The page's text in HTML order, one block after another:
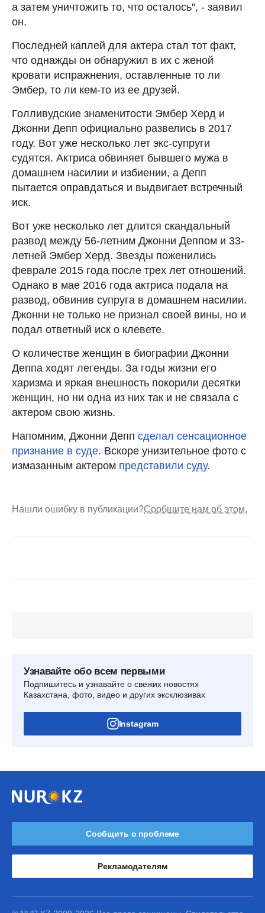
а затем уничтожить то, что осталось", - заявил
он.
Последней каплей для актера стал тот факт,
что однажды он обнаружил в их с женой
кровати испражнения, оставленные то ли
Эмбер, то ли кем-то из ее друзей.
Голливудские знаменитости Эмбер Херд и
Джонни Депп официально развелись в 2017
году. Вот уже несколько лет экс-супруги
судятся. Актриса обвиняет бывшего мужа в
домашнем насилии и избиении, а Депп
пытается оправдаться и выдвигает встречный
иск.
Вот уже несколько лет длится скандальный
развод между 56-летним Джонни Деппом и 33-
летней Эмбер Херд. Звезды поженились
феврале 2015 года после трех лет отношений.
Однако в мае 2016 года актриса подала на
развод, обвинив супруга в домашнем насилии.
Джонни не только не признал своей вины, но и
подал ответный иск о клевете.
О количестве женщин в биографии Джонни
Деппа ходят легенды. За годы жизни его
харизма и яркая внешность покорили десятки
женщин, но ни одна из них так и не связала с
актером свою жизнь.
Напомним, Джонни Депп сделал сенсационное
признание в суде. Вскоре унизительное фото с
измазанным актером представили суду.
Нашли ошибку в публикации?Сообщите нам об этом.
Узнавайте обо всем первыми
Подпишитесь и узнавайте о свежих новостях
Казахстана, фото, видео и других эксклюзивах
Instagram
Сообщить о проблеме
Рекламодателям